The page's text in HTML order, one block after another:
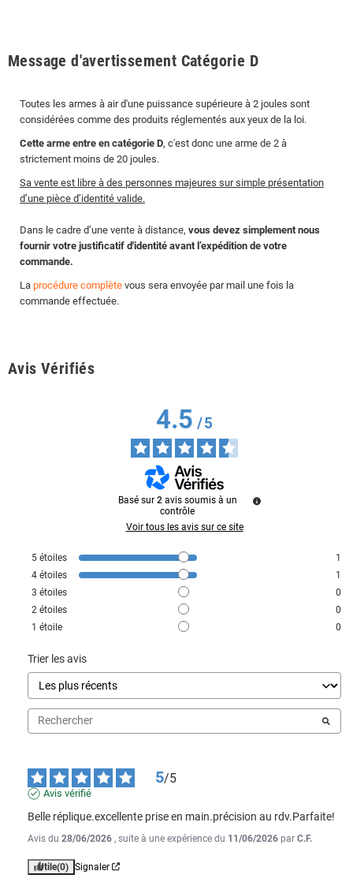
Message d'avertissement Catégorie D
Toutes les armes à air d'une puissance supérieure à 2 joules sont
considérées comme des produits réglementés aux yeux de la loi.
Cette arme entre en catégorie D, c'est donc une arme de 2 à
strictement moins de 20 joules.
Sa vente est libre à des personnes majeures sur simple présentation
d’une pièce d’identité valide.
Dans le cadre d’une vente à distance, vous devez simplement nous
fournir votre justificatif d'identité avant l’expédition de votre
commande.
La procédure complète vous sera envoyée par mail une fois la
commande effectuée.
Avis Vérifiés
4.5/5
Basé sur 2 avis soumis à un
contrôle
Voir tous les avis sur ce site
5 étoiles
1
4 étoiles
1
3 étoiles
0
2 étoiles
0
1 étoile 0
Trier les avis
5/5
Avis vérifié
Belle réplique.excellente prise en main.précision au rdv.Parfaite!
Avis du 28/06/2026 , suite à une expérience du 11/06/2026 par C.F.
Utile(0) Signaler